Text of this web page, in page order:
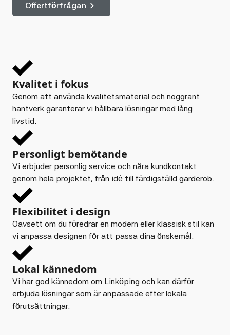
Offertförfrågan
Kvalitet i fokus
Genom att använda kvalitetsmaterial och noggrant
hantverk garanterar vi hållbara lösningar med lång
livstid.
Personligt bemötande
Vi erbjuder personlig service och nära kundkontakt
genom hela projektet, från idé till färdigställd garderob.
Flexibilitet i design
Oavsett om du föredrar en modern eller klassisk stil kan
vi anpassa designen för att passa dina önskemål.
Lokal kännedom
Vi har god kännedom om Linköping och kan därför
erbjuda lösningar som är anpassade efter lokala
förutsättningar.